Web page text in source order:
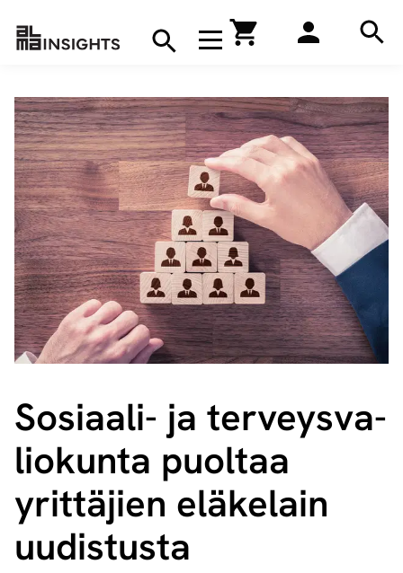
Avaa navigaatio
Hae
Sosiaali- ja ter­veys­va­
lio­kun­ta puoltaa
yrittäjien eläkelain
uudistusta